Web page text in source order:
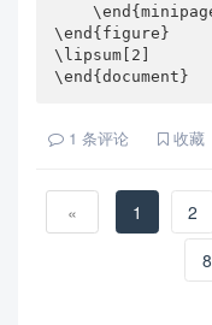
    \end{minipage}
\end{figure}
\lipsum[2]
\end{document}
1 条评论 收藏
« 1 2
8